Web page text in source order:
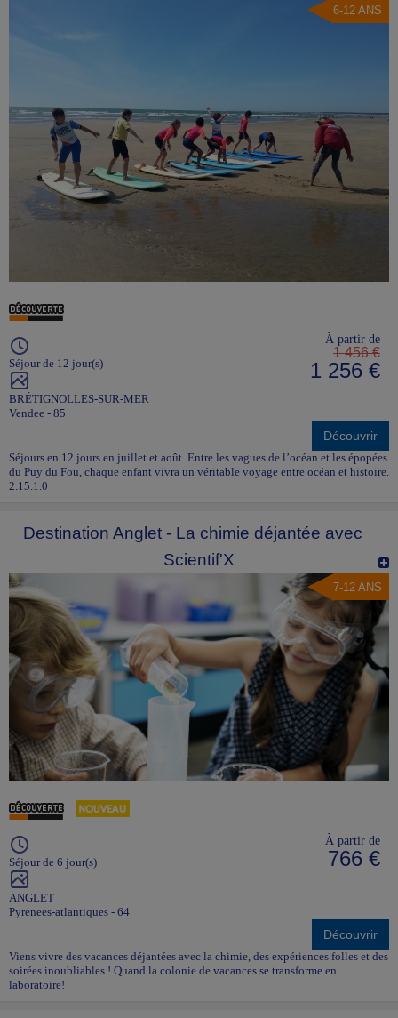
6-12 ANS
Séjour de 12 jour(s)
BRÉTIGNOLLES-SUR-MER
Vendee - 85
À partir de
1 456 €
1 256 €
Découvrir
Séjours en 12 jours en juillet et août. Entre les vagues de l’océan et les épopées
du Puy du Fou, chaque enfant vivra un véritable voyage entre océan et histoire.
2.15.1.0
Destination Anglet - La chimie déjantée avec
Scientif'X
7-12 ANS
Séjour de 6 jour(s)
ANGLET
Pyrenees-atlantiques - 64
À partir de
766 €
Découvrir
Viens vivre des vacances déjantées avec la chimie, des expériences folles et des
soirées inoubliables ! Quand la colonie de vacances se transforme en
laboratoire!